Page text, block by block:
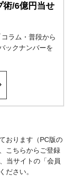
術/6億円当せ
ラム・普段から
ックナンバーを
おります（PC版の
こちらからご登録
当サイトの「会員
ださい。